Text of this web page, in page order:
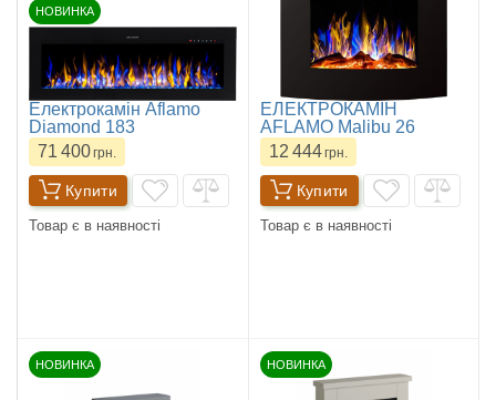
НОВИНКА
Електрокамін Aflamo
Diamond 183
71 400грн.
Купити
Товар є в наявності
ЕЛЕКТРОКАМІН
AFLAMO Malibu 26
12 444грн.
Купити
Товар є в наявності
НОВИНКА НОВИНКА